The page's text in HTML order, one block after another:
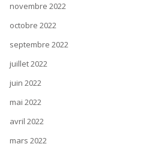
novembre 2022
octobre 2022
septembre 2022
juillet 2022
juin 2022
mai 2022
avril 2022
mars 2022